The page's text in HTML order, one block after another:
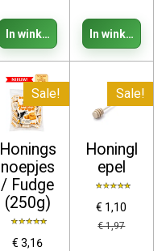
In winkelwagen In
Sale!
Honings
noepjes
/ Fudge
(250g)
€ 3,16
Sale!
Honingl
epel
€ 1,10
€ 1,97